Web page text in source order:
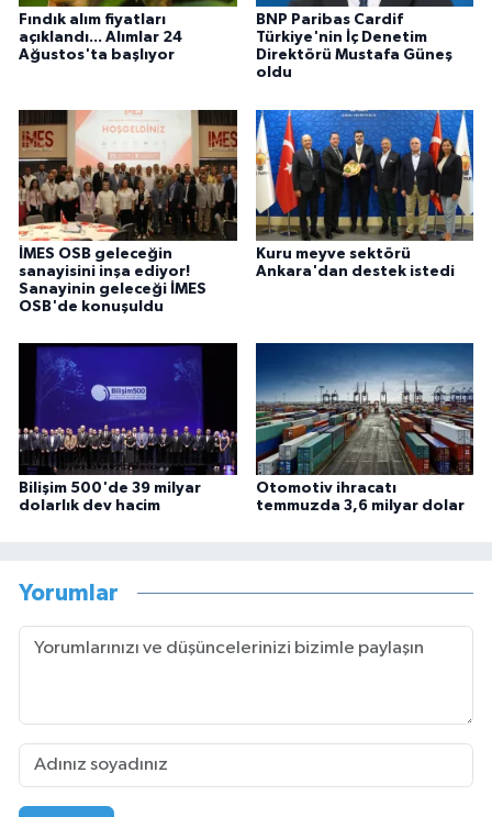
Fındık alım fiyatları
açıklandı... Alımlar 24
Ağustos'ta başlıyor
BNP Paribas Cardif
Türkiye'nin İç Denetim
Direktörü Mustafa Güneş
oldu
İMES OSB geleceğin
sanayisini inşa ediyor!
Sanayinin geleceği İMES
OSB'de konuşuldu
Kuru meyve sektörü
Ankara'dan destek istedi
Bilişim 500'de 39 milyar
dolarlık dev hacim
Otomotiv ihracatı
temmuzda 3,6 milyar dolar
Yorumlar